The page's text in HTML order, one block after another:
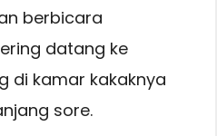
berbicara
datang ke
di kamar kakaknya
sore.